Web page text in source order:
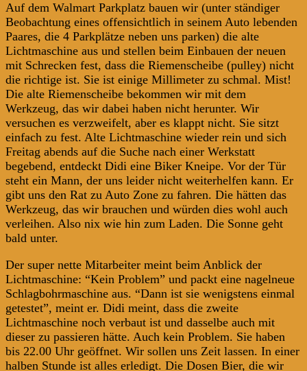
Auf dem Walmart Parkplatz bauen wir (unter ständiger
Beobachtung eines offensichtlich in seinem Auto lebenden
Paares, die 4 Parkplätze neben uns parken) die alte
Lichtmaschine aus und stellen beim Einbauen der neuen
mit Schrecken fest, dass die Riemenscheibe (pulley) nicht
die richtige ist. Sie ist einige Millimeter zu schmal. Mist!
Die alte Riemenscheibe bekommen wir mit dem
Werkzeug, das wir dabei haben nicht herunter. Wir
versuchen es verzweifelt, aber es klappt nicht. Sie sitzt
einfach zu fest. Alte Lichtmaschine wieder rein und sich
Freitag abends auf die Suche nach einer Werkstatt
begebend, entdeckt Didi eine Biker Kneipe. Vor der Tür
steht ein Mann, der uns leider nicht weiterhelfen kann. Er
gibt uns den Rat zu Auto Zone zu fahren. Die hätten das
Werkzeug, das wir brauchen und würden dies wohl auch
verleihen. Also nix wie hin zum Laden. Die Sonne geht
bald unter.
Der super nette Mitarbeiter meint beim Anblick der
Lichtmaschine: “Kein Problem” und packt eine nagelneue
Schlagbohrmaschine aus. “Dann ist sie wenigstens einmal
getestet”, meint er. Didi meint, dass die zweite
Lichtmaschine noch verbaut ist und dasselbe auch mit
dieser zu passieren hätte. Auch kein Problem. Sie haben
bis 22.00 Uhr geöffnet. Wir sollen uns Zeit lassen. In einer
halben Stunde ist alles erledigt. Die Dosen Bier, die wir